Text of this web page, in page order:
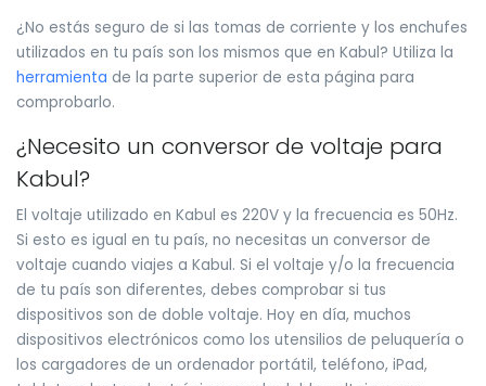
¿No estás seguro de si las tomas de corriente y los enchufes
utilizados en tu país son los mismos que en Kabul? Utiliza la
herramienta de la parte superior de esta página para
comprobarlo.
¿Necesito un conversor de voltaje para
Kabul?
El voltaje utilizado en Kabul es 220V y la frecuencia es 50Hz.
Si esto es igual en tu país, no necesitas un conversor de
voltaje cuando viajes a Kabul. Si el voltaje y/o la frecuencia
de tu país son diferentes, debes comprobar si tus
dispositivos son de doble voltaje. Hoy en día, muchos
dispositivos electrónicos como los utensilios de peluquería o
los cargadores de un ordenador portátil, teléfono, iPad,